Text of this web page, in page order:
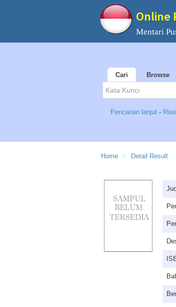
Online
Mentari
Cari Browse
Pencarian lanjut -
Home Detail Result